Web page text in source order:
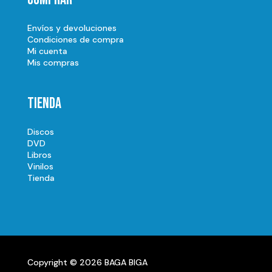
Envíos y devoluciones
Condiciones de compra
Mi cuenta
Mis compras
Tienda
Discos
DVD
Libros
Vinilos
Tienda
Copyright © 2026 BAGA BIGA